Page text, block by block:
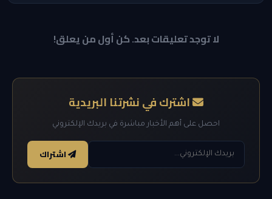
لا توجد تعليقات بعد. كن أول من يعلق!
اشترك في نشرتنا البريدية
احصل على أهم الأخبار مباشرة في بريدك الإلكتروني
اشتراك